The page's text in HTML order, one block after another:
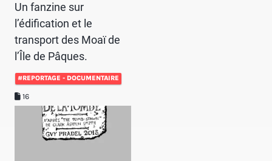
Un fanzine sur
l’édification et le
transport des Moaï de
l’Île de Pâques.
#REPORTAGE - DOCUMENTAIRE
16